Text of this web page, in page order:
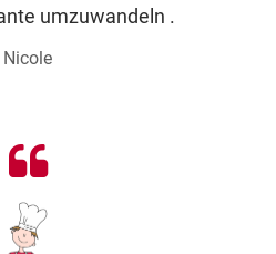
umzuwandeln .
Nicole